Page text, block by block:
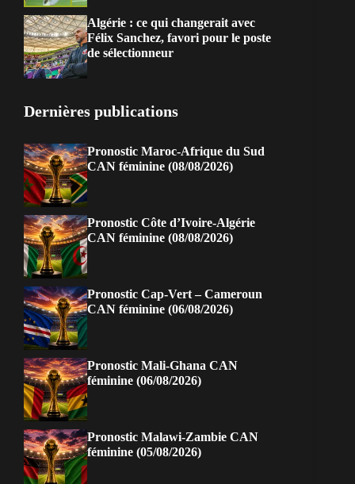
Algérie : ce qui changerait avec
Félix Sanchez, favori pour le poste
de sélectionneur
Dernières publications
Pronostic Maroc-Afrique du Sud
CAN féminine (08/08/2026)
Pronostic Côte d’Ivoire-Algérie
CAN féminine (08/08/2026)
Pronostic Cap-Vert – Cameroun
CAN féminine (06/08/2026)
Pronostic Mali-Ghana CAN
féminine (06/08/2026)
Pronostic Malawi-Zambie CAN
féminine (05/08/2026)